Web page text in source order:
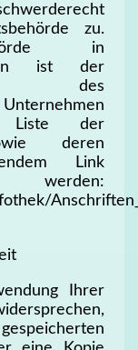
zu.
in
ist der
des
Liste der
deren
Link
Ihrer